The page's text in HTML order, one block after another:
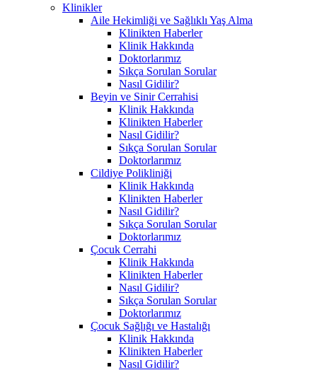
Klinikler
Aile Hekimliği ve Sağlıklı Yaş Alma
Klinikten Haberler
Klinik Hakkında
Doktorlarımız
Sıkça Sorulan Sorular
Nasıl Gidilir?
Beyin ve Sinir Cerrahisi
Klinik Hakkında
Klinikten Haberler
Nasıl Gidilir?
Sıkça Sorulan Sorular
Doktorlarımız
Cildiye Polikliniği
Klinik Hakkında
Klinikten Haberler
Nasıl Gidilir?
Sıkça Sorulan Sorular
Doktorlarımız
Çocuk Cerrahi
Klinik Hakkında
Klinikten Haberler
Nasıl Gidilir?
Sıkça Sorulan Sorular
Doktorlarımız
Çocuk Sağlığı ve Hastalığı
Klinik Hakkında
Klinikten Haberler
Nasıl Gidilir?